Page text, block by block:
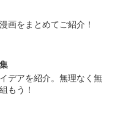
画をまとめてご紹介！
デアを紹介。無理なく無
もう！